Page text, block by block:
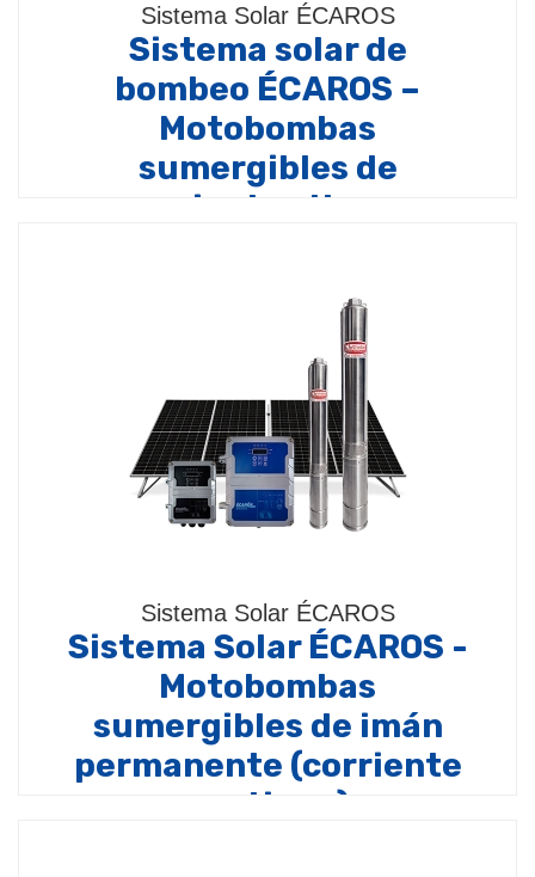
Sistema Solar ÉCAROS
Sistema solar de
bombeo ÉCAROS –
Motobombas
sumergibles de
corriente alterna
Sistema Solar ÉCAROS
Sistema Solar ÉCAROS -
Motobombas
sumergibles de imán
permanente (corriente
continua)